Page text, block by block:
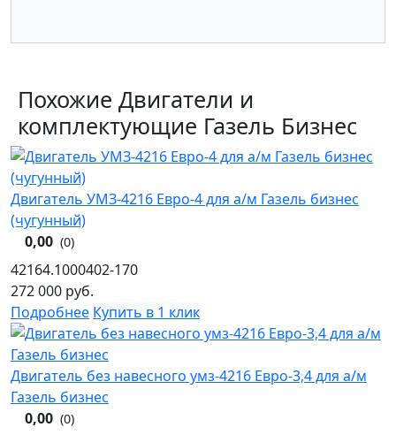
Похожие Двигатели и
комплектующие Газель Бизнес
Двигатель УМЗ-4216 Евро-4 для а/м Газель бизнес
(чугунный)
0,00 (0)
42164.1000402-170
272 000 руб.
Подробнее Купить в 1 клик
Двигатель без навесного умз-4216 Евро-3,4 для а/м
Газель бизнес
0,00 (0)